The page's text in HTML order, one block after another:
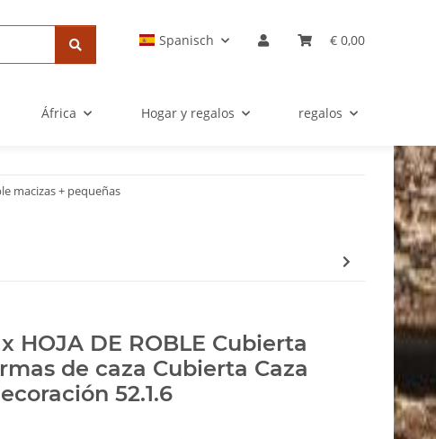
Spanisch € 0,00
África Hogar y regalos regalos
macizas + pequeñas
HOJA DE ROBLE Cubierta
de caza Cubierta Caza
52.1.6